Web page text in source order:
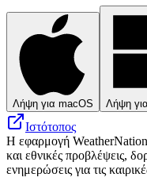
Λήψη για macOS Λήψη
Ιστότοπος
Η εφαρμογή WeatherNation
και εθνικές προβλέψεις,
ενημερώσεις για τις